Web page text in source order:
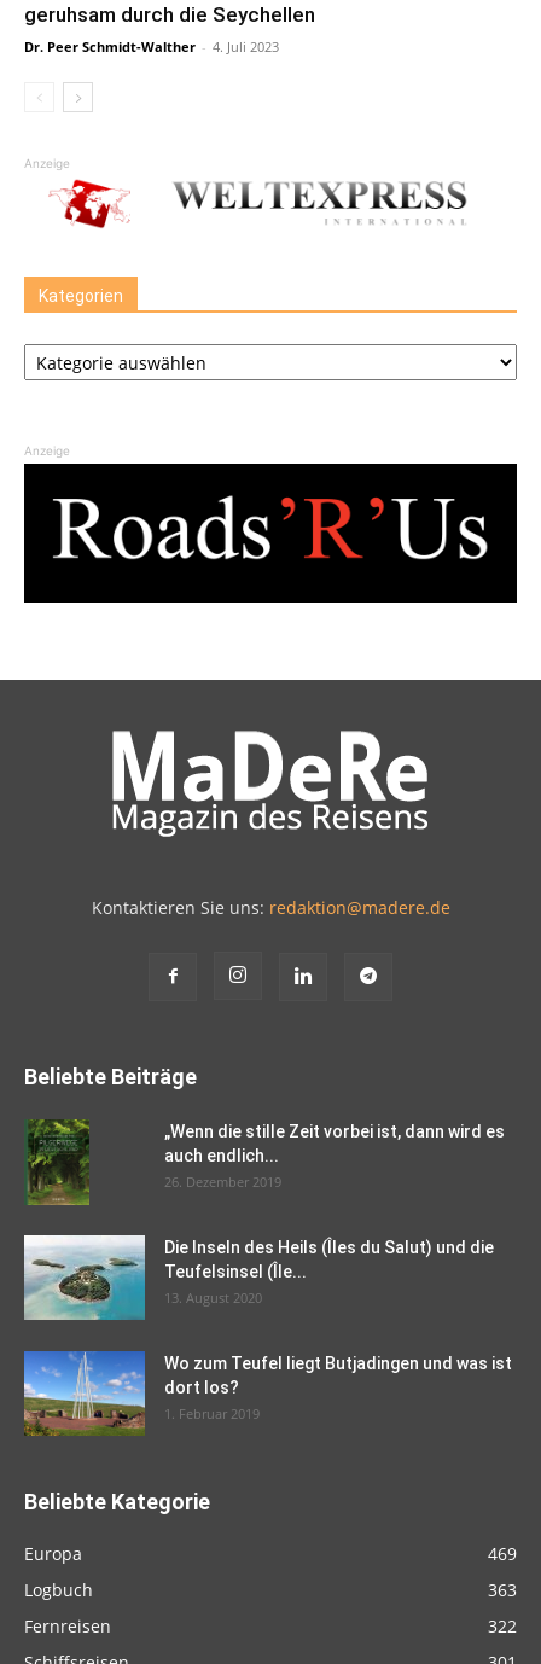
geruhsam durch die Seychellen
Dr. Peer Schmidt-Walther - 4. Juli 2023
Anzeige
Kategorien
Kategorien
Anzeige
Kontaktieren Sie uns: redaktion@madere.de
Beliebte Beiträge
„Wenn die stille Zeit vorbei ist, dann wird es
auch endlich...
26. Dezember 2019
Die Inseln des Heils (Îles du Salut) und die
Teufelsinsel (Île...
13. August 2020
Wo zum Teufel liegt Butjadingen und was ist
dort los?
1. Februar 2019
Beliebte Kategorie
Europa
469
Logbuch
363
Fernreisen
322